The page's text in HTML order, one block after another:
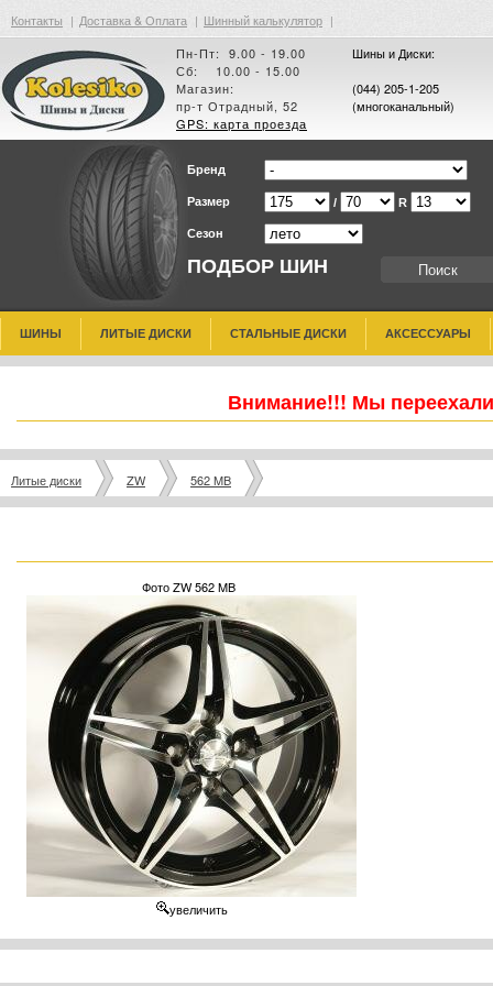
Контакты | Доставка & Оплата | Шинный калькулятор |
Пн-Пт: 9.00 - 19.00
Сб: 10.00 - 15.00
Магазин:
пр-т Отрадный, 52
GPS: карта проезда
Шины и Диски:
(044) 205-1-205
(многоканальный)
ПОДБОР ШИН
Бренд
Размер / R
Сезон
ШИНЫ ЛИТЫЕ ДИСКИ СТАЛЬНЫЕ ДИСКИ АКСЕССУАРЫ
Внимание!!! Мы
Литые диски ZW 562 MB
Фото ZW 562 MB
увеличить